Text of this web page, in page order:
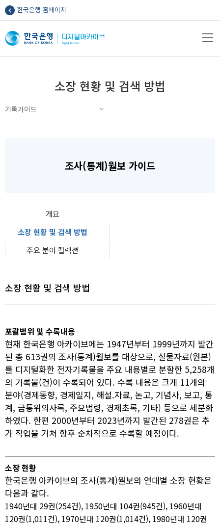
한국은행 홈페이지
소장 현황 및 검색 방법
기록가이드
조사(통계)월보 가이드
개요
소장 현황 및 검색 방법
주요 분야 컬렉션
소장 현황 및 검색 방법
포괄범위 및 수록내용
현재 한국은행 아카이브에는 1947년부터 1999년까지 발간
된 총 613권의 조사(통계)월보를 대상으로, 실물자료(원본)
를 디지털화한 전자기록물을 주요 내용별로 분할한 5,258개
의 기록물(건)이 수록되어 있다. 수록 내용은 크게 11개의
분야(경제동향, 경제일지, 해설.자료, 논고, 기념사, 보고, 통
계, 금통위의사록, 주요법령, 경제초록, 기타) 등으로 세분화
하였다. 한편 2000년부터 2023년까지 발간된 278권은 추
가 작업을 거쳐 향후 순차적으로 수록할 예정이다.
소장 현황
한국은행 아카이브의 조사(통계)월보의 연대별 소장 현황은
다음과 같다.
1940년대 29권(254건), 1950년대 104권(945건), 1960년대
120권(1,011건), 1970년대 120권(1,014건), 1980년대 120권